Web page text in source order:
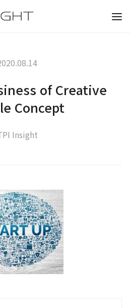
티피아이 인사이트
of Creative
Concept
Insight